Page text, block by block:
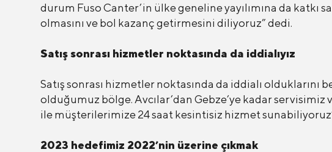
durum Fuso Canter’in ülke geneline yayılımına da
olmasını ve bol kazanç getirmesini diliyoruz” dedi.
Satış sonrası hizmetler noktasında da iddialıyız
Satış sonrası hizmetler noktasında da iddialı olduklarını
olduğumuz bölge. Avcılar’dan Gebze’ye kadar
ile müşterilerimize 24 saat kesintisiz hizmet
2023 hedefimiz 2022’nin üzerine çıkmak